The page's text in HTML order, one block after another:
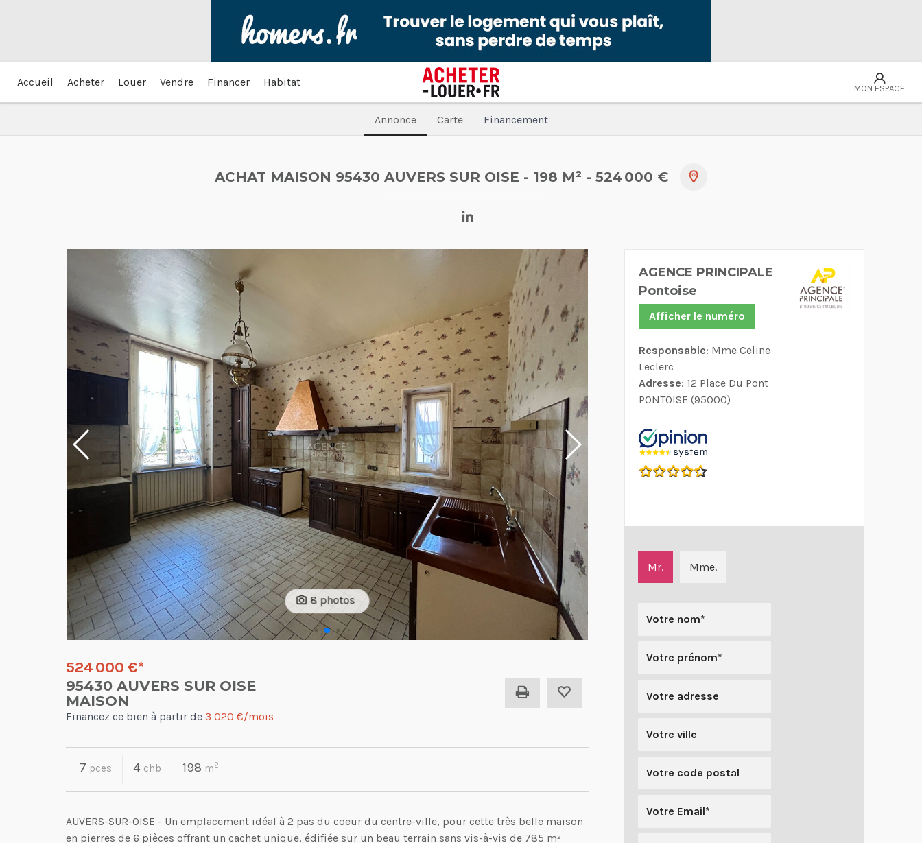
Accueil Acheter Louer Vendre Financer Habitat MON ESPACE
Annonce Carte Financement
ACHAT MAISON 95430 AUVERS SUR OISE - 198 M² - 524 000 €
8 photos
524 000 €*
95430 AUVERS SUR OISE
MAISON
Financez ce bien à partir de 3 020 €/mois
7 pces 4 chb 198 m2
AUVERS-SUR-OISE - Un emplacement idéal à 2 pas du coeur du centre-ville, pour cette très belle maison
en pierres de 6 pièces offrant un cachet unique, édifiée sur un beau terrain sans vis-à-vis de 785 m²
AGENCE PRINCIPALE
Pontoise
Afficher le numéro
Responsable: Mme Celine
Leclerc
Adresse: 12 Place Du Pont
PONTOISE (95000)
Mr. Mme.